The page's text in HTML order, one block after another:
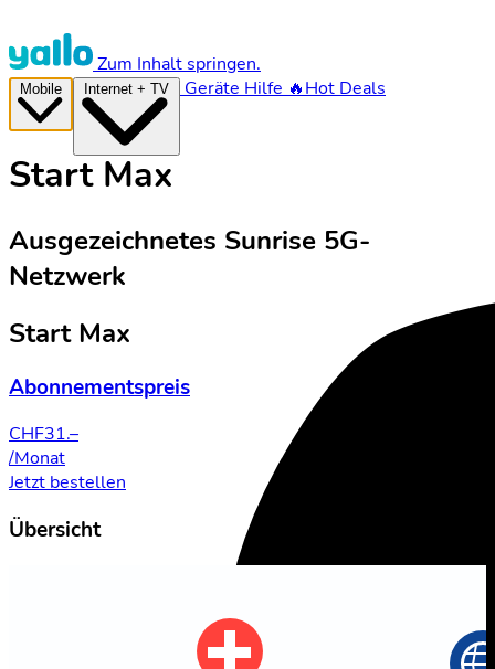
Zum Inhalt springen.
Geräte Hilfe 🔥Hot Deals
Start Max
Ausgezeichnetes Sunrise 5G-
Netzwerk
Start Max
Abonnementspreis
CHF31.–
/Monat
Jetzt bestellen
Übersicht